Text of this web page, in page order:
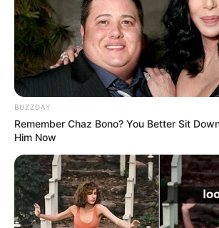
bei der Tier- und Pflanzenzucht
Charles Darwin 1858 der universitären
mussten die Abstammungslehre ja
lernen.
Quermania folgen:
BUZZDAY
Remember Chaz Bono? You Better Sit
Him Now